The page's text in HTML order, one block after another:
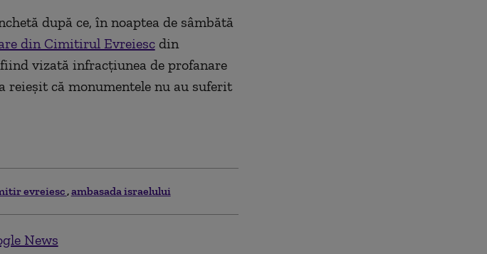
după ce, în noaptea de sâmbătă
din Cimitirul Evreiescdin
vizată infracţiunea de profanare
că monumentele nu au suferit
evreiesc ambasada israelului
News